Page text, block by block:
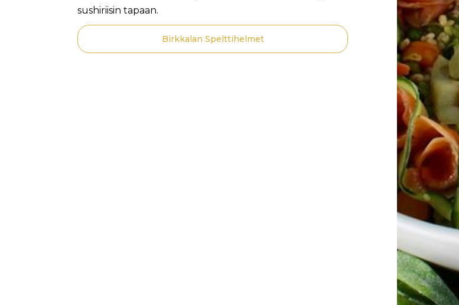
sushiriisin tapaan.
Birkkalan Spelttihelmet